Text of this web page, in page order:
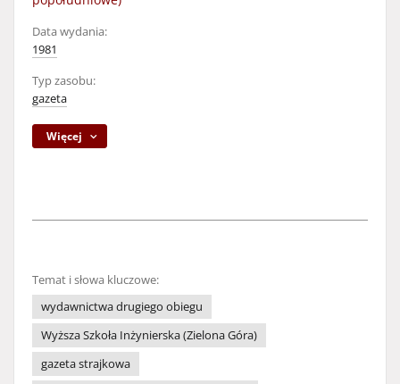
Data wydania:
1981
Typ zasobu:
gazeta
Więcej
Temat i słowa kluczowe:
wydawnictwa drugiego obiegu
Wyższa Szkoła Inżynierska (Zielona Góra)
gazeta strajkowa